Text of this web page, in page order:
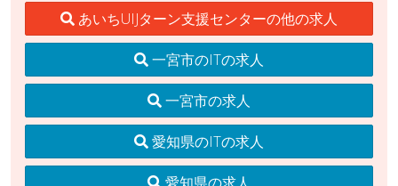
あいちUIJターン支援センターの他の求人
一宮市のITの求人
一宮市の求人
愛知県のITの求人